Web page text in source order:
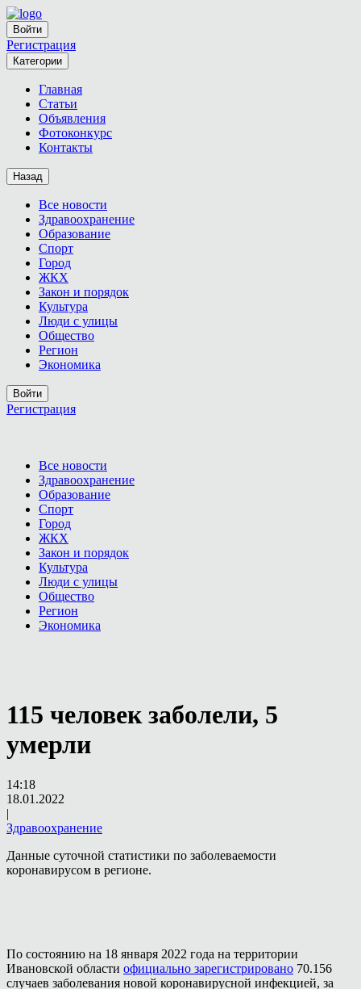
Войти
Регистрация
Категории
Главная
Статьи
Объявления
Фотоконкурс
Контакты
Назад
Все новости
Здравоохранение
Образование
Спорт
Город
ЖКХ
Закон и порядок
Культура
Люди с улицы
Общество
Регион
Экономика
Войти
Регистрация
Все новости
Здравоохранение
Образование
Спорт
Город
ЖКХ
Закон и порядок
Культура
Люди с улицы
Общество
Регион
Экономика
115 человек заболели, 5
умерли
14:18
18.01.2022
|
Здравоохранение
Данные суточной статистики по заболеваемости
коронавирусом в регионе.
По состоянию на 18 января 2022 года на территории
Ивановской области официально зарегистрировано 70.156
случаев заболевания новой коронавирусной инфекцией, за